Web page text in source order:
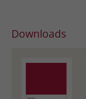
Downloads